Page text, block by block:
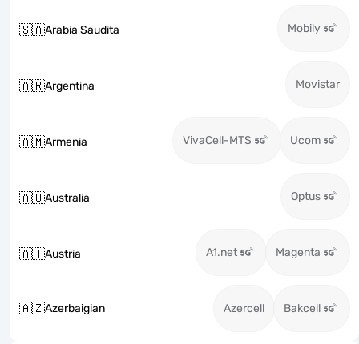
🇸🇦Arabia Saudita Mobily
🇦🇷Argentina Movistar
🇦🇲Armenia VivaCell-MTS Ucom
🇦🇺Australia Optus
🇦🇹Austria A1.net Magenta
🇦🇿Azerbaigian Azercell Bakcell